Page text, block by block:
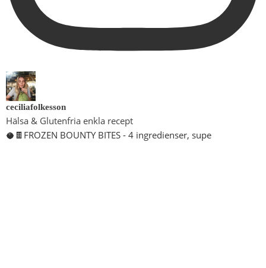
ceciliafolkesson
Hälsa & Glutenfria enkla recept
🥥🍫FROZEN BOUNTY BITES - 4 ingredienser, supe